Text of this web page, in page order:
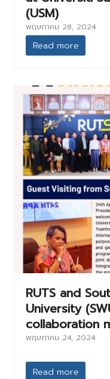
(USM)
พฤษภาคม 28, 2024
Read more
RUTS and
University
collaboration
พฤษภาคม 24, 2024
Read more